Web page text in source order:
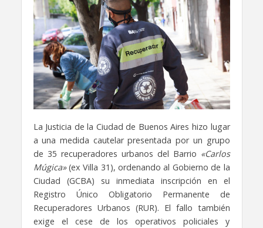
La Justicia de la Ciudad de Buenos Aires hizo lugar
a una medida cautelar presentada por un grupo
de 35 recuperadores urbanos del Barrio «Carlos
Múgica»(ex Villa 31), ordenando al Gobierno de la
Ciudad (GCBA) su inmediata inscripción en el
Registro Único Obligatorio Permanente de
Recuperadores Urbanos (RUR). El fallo también
exige el cese de los operativos policiales y